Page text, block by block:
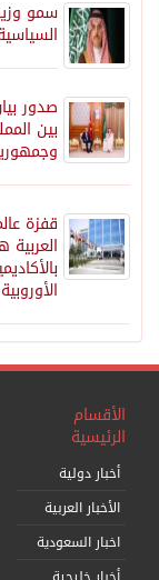
سمو
صدور
بين
قفزة
الأقسام
الرئيسية
أخبار دولية
الأخبار العربية
اخبار السعودية